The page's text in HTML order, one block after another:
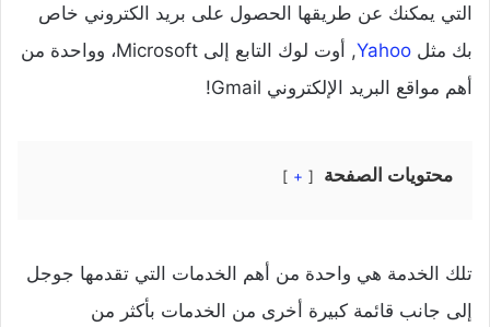
التي يمكنك عن طريقها الحصول على بريد الكتروني خاص
بك مثل Yahoo
, أوت لوك التابع إلى Microsoft، وواحدة من
أهم مواقع البريد الإلكتروني Gmail!
محتويات الصفحة +
تلك الخدمة هي واحدة من أهم الخدمات التي تقدمها جوجل
إلى جانب قائمة كبيرة أخرى من الخدمات بأكثر من